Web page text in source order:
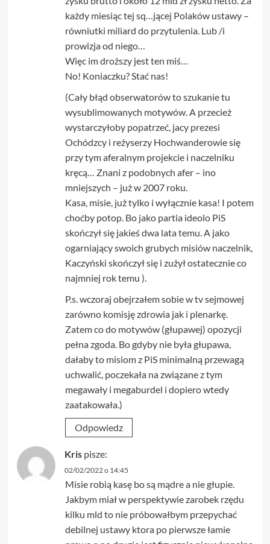
każdy miesiąc tej sq…jącej Polaków ustawy –
równiutki miliard do przytulenia. Lub /i
prowizja od niego…
Więc im droższy jest ten miś…
No! Koniaczku? Stać nas!
(Cały błąd obserwatorów to szukanie tu
wysublimowanych motywów. A przecież
wystarczyłoby popatrzeć, jacy prezesi
Ochódzcy i reżyserzy Hochwanderowie się
przy tym aferalnym projekcie i naczelniku
kręcą… Znani z podobnych afer – ino
mniejszych – już w 2007 roku.
Kasa, misie, już tylko i wyłącznie kasa! I potem
choćby potop. Bo jako partia ideolo PiS
skończył się jakieś dwa lata temu. A jako
ogarniający swoich grubych misiów naczelnik,
Kaczyński skończył się i zużył ostatecznie co
najmniej rok temu ).
P.s. wczoraj obejrzałem sobie w tv sejmowej
zarówno komisję zdrowia jak i plenarkę.
Zatem co do motywów (głupawej) opozycji
pełna zgoda. Bo gdyby nie była głupawa,
dałaby to misiom z PiS minimalną przewagą
uchwalić, poczekała na związane z tym
megawały i megaburdel i dopiero wtedy
zaatakowała.)
Odpowiedz
Kris pisze:
02/02/2022 o 14:45
Misie robią kasę bo są mądre a nie głupie.
Jakbym miał w perspektywie zarobek rzędu
kilku mld to nie próbowałbym przepychać
debilnej ustawy ktora po pierwsze łamie